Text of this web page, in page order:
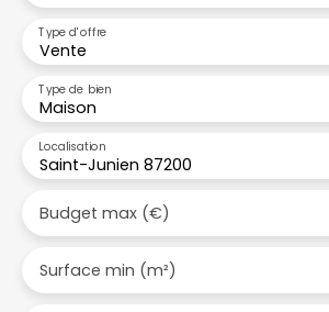
Vente
Type d'offre
Maison
Type de bien
Saint-Junien 87200
Localisation
Budget max (€)
Surface min (m²)